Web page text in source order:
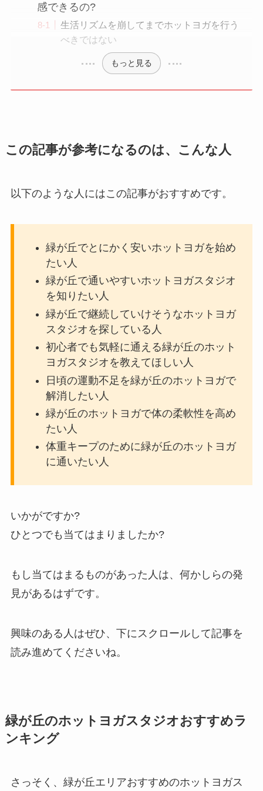
感できるの?
生活リズムを崩してまでホットヨガを行う
べきではない
もっと見る
この記事が参考になるのは、こんな人
以下のような人にはこの記事がおすすめです。
緑が丘でとにかく安いホットヨガを始め
たい人
緑が丘で通いやすいホットヨガスタジオ
を知りたい人
緑が丘で継続していけそうなホットヨガ
スタジオを探している人
初心者でも気軽に通える緑が丘のホット
ヨガスタジオを教えてほしい人
日頃の運動不足を緑が丘のホットヨガで
解消したい人
緑が丘のホットヨガで体の柔軟性を高め
たい人
体重キープのために緑が丘のホットヨガ
に通いたい人
いかがですか?
ひとつでも当てはまりましたか?
もし当てはまるものがあった人は、何かしらの発
見があるはずです。
興味のある人はぜひ、下にスクロールして記事を
読み進めてくださいね。
緑が丘のホットヨガスタジオおすすめラ
ンキング
さっそく、緑が丘エリアおすすめのホットヨガス